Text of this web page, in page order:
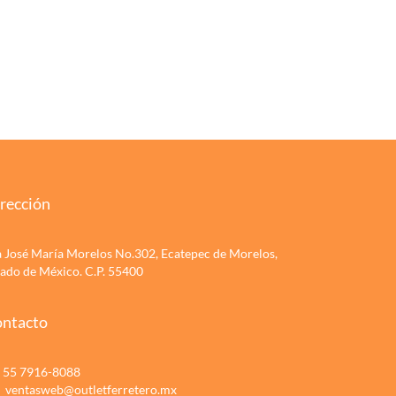
José María Morelos No.302, Ecatepec de Morelos,
de México. C.P. 55400
55 7916-8088
ventasweb@outletferretero.mx